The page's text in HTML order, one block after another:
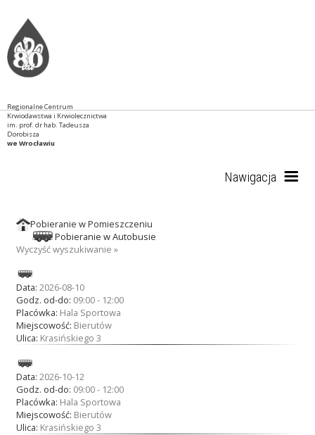
Regionalne Centrum
Krwiodawstwa i Krwiolecznictwa
im. prof. dr hab. Tadeusza
Dorobisza
we Wrocławiu
Nawigacja
Start
RCKiK
Akcje wyjazdowe
Krwiodawcy
Pobieranie w Pomieszczeniu
Pobieranie w Autobusie
Wyczyść wyszukiwanie »
Data: 2026-08-10
Godz. od-do: 09:00 - 12:00
Placówka: Hala Sportowa
Miejscowość: Bierutów
Ulica: Krasińskiego 3
Data: 2026-10-12
Godz. od-do: 09:00 - 12:00
Placówka: Hala Sportowa
Miejscowość: Bierutów
Ulica: Krasińskiego 3